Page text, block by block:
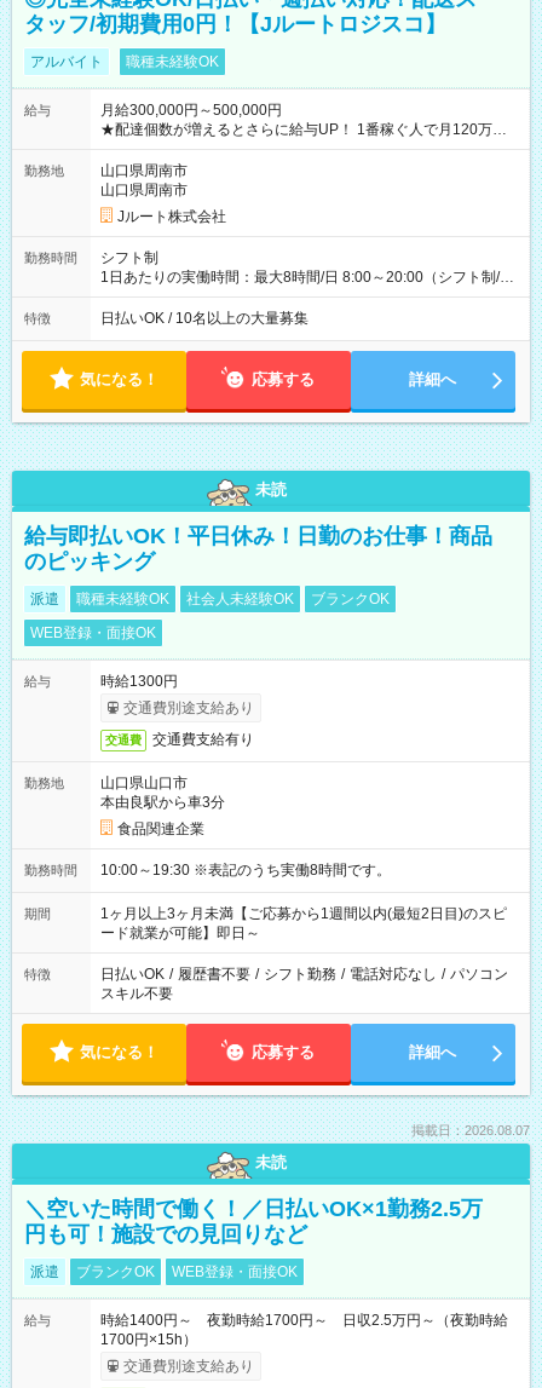
タッフ/初期費用0円！【Jルートロジスコ】
アルバイト 職種未経験OK
給与
月給300,000円～500,000円
★配達個数が増えるとさらに給与UP！ 1番稼ぐ人で月120万ほ
ど！ ・主要都市エリア 月収55万円／週5日稼働 月収65万~112
万円／週6日稼働 ・地方郊外エリア 月収40万円／週5日稼働 月
収40万円~50万円／週6日稼働 ＜モデルイメージ＞ ■月収50万
円 (27歳男性/江東区在住)※元建築関係 1日150個配達×25日勤務
(日休み) ■月収80万円(43歳男性/墨田区在住)※元営業 1日200個
勤務地
山口県周南市
山口県周南市
Jルート株式会社
勤務時間
シフト制
1日あたりの実働時間：最大8時間/日 8:00～20:00（シフト制/実
働8時間） ※週5日勤務（場所次第では週4も有り） ※配達状況
によって時間外での勤務可能性有り ※案件により多少の前後あ
特徴 日払いOK / 10名以上の大量募集
気になる！ 応募する 詳細へ
未読
給与即払いOK！平日休み！日勤のお仕事！商品
のピッキング
派遣 職種未経験OK 社会人未経験OK
ブランクOK
WEB登録・面接OK
給与
時給1300円
交通費別途支給あり
交通費 交通費支給有り
勤務地
山口県山口市
本由良駅から車3分
食品関連企業
勤務時間 10:00～19:30 ※表記のうち実働8時間です。
期間
1ヶ月以上3ヶ月未満【ご応募から1週間以内(最短2日目)のスピ
ード就業が可能】即日～
特徴 日払いOK / 履歴書不要 / シフト勤務 / 電話対応なし / パソコン
スキル不要
気になる！ 応募する 詳細へ
掲載日：2026.08.07
未読
＼空いた時間で働く！／日払いOK×1勤務2.5万
円も可！施設での見回りなど
派遣 ブランクOK WEB登録・面接OK
給与
時給1400円～ 夜勤時給1700円～ 日収2.5万円～（夜勤時給
1700円×15h）
交通費別途支給あり